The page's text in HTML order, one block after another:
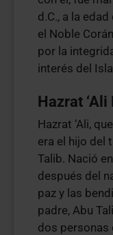
d.C., a la
el Noble
por la
interés del
Hazrat
Hazrat ‘Ali,
era el hijo del
Talib. Nació
después del
paz y las
padre, Abu
dos personas